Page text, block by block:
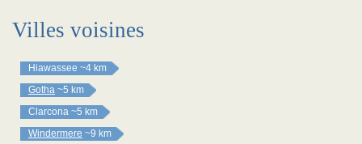
Villes voisines
Hiawassee ~4 km
Gotha ~5 km
Clarcona ~5 km
Windermere ~9 km